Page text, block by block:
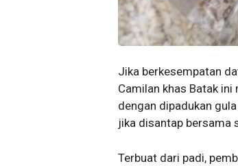
Jika berkesempatan
Camilan khas Batak
dengan dipadukan
jika disantap bersama
Terbuat dari padi,